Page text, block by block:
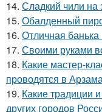
14. Сладкий чили на
15. Обалденный
16. Отличная
17. Своими руками
18. Какие мастер-
проводятся в
19. Какие традиции
других городов